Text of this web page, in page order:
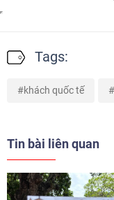
Tags:
khách quốc tế
Tin bài liên quan